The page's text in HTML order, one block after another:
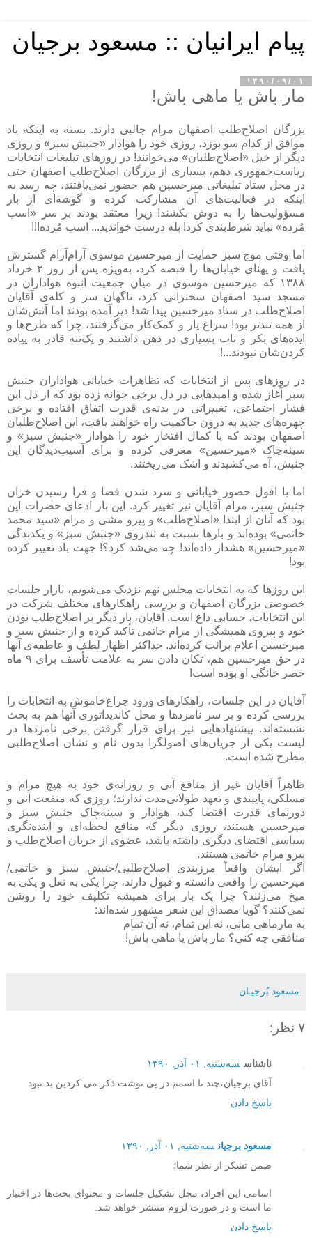
پیام ایرانیان :: مسعود برجیان
۱۳۹۰/۰۹/۰۱
مار باش یا ماهی باش!
بزرگان اصلاح‌طلب اصفهان مرام جالبی دارند. بسته به اینکه باد
موافق از کدام سو بوزد، روزی خود را هوادار «جنبش سبز» و روزی
دیگر از خیل «اصلاح‌طلبان» می‌خوانند! در روزهای تبلیغات انتخابات
ریاست‌جمهوری دهم، بسیاری از بزرگان اصلاح‌طلب اصفهان حتی
در محل ستاد تبلیغاتی میرحسین هم حضور نمی‌یافتند، چه رسد به
اینکه در فعالیت‌های آن مشارکت کرده و گوشه‌ای از بار
مسؤولیت‌ها را به دوش بکشند! زیرا معتقد بودند بر سر «اسب
مُرده» نباید شرط‌بندی کرد! بله درست خواندید... اسب مُرده!!!
اما وقتی موج سبز حمایت از میرحسین موسوی آرام‌آرام گسترش
یافت و پهنای خیابان‌ها را قبضه کرد، به‌ویژه پس از روز ۲ خرداد
۱۳۸۸ که میرحسین موسوی در میان جمعیت انبوه هواداران در
مسجد سید اصفهان سخنرانی کرد، ناگهان سر و کله‌ی آقایان
اصلاح‌طلب در ستاد میرحسین پیدا شد! دیر آمده بودند اما آتش‌شان
از همه تندتر بود! سراغ یار و کمک‌کار می‌گرفتند، چرا که طرح‌ها و
ایده‌های بکر و ناب بسیاری در ذهن داشتند و یک‌تنه قادر به پیاده
کردن‌شان نبودند...!
در روزهای پس از انتخابات که تظاهرات خیابانی هواداران جنبش
سبز آغاز شده و امیدهایی در دل برخی جوانه زده بود که از دل این
فشار اجتماعی، تغییراتی در بدنه‌ی قدرت اتفاق افتاده و برخی
چهره‌های جدید به درون حاکمیت راه خواهند یافت، این اصلاح‌طلبان
اصفهان بودند که با کمال افتخار خود را هوادار «جنبش سبز» و
سینه‌چاک «میرحسین» معرفی کرده و برای آسیب‌دیدگان این
جنبش، آه می‌کشیدند و اشک می‌ریختند.
اما با افول حضور خیابانی و سرد شدن فضا و فرا رسیدن خزان
جنبش سبز، مرام آقایان نیز تغییر کرد. این بار ادعای حضرات این
بود که آنان از ابتدا «اصلاح‌طلب» و پیرو مشی و مرام «سید محمد
خاتمی» بوده‌اند و بارها نسبت به تندروی «جنبش سبز» و یکدندگی
«میرحسین» هشدار داده‌اند! چه می‌شد کرد؟! جهت باد تغییر کرده
بود!
این روزها که به انتخابات مجلس نهم نزدیک می‌شویم، بازار جلسات
خصوصی بزرگان اصفهان و بررسی راهکارهای مختلف شرکت در
این انتخابات، حسابی داغ است. آقایان، بار دیگر بر اصلاح‌طلب بودن
خود و پیروی همیشگی از مرام خاتمی تأکید کرده و از جنبش سبز و
میرحسین اعلام برائت کرده‌اند. حداکثر اظهار لطف و عاطفه‌ی آنها
در حق میرحسین هم، تکان دادن سر به علامت تأسف برای ۹ ماه
حصر خانگی او بوده است!
آقایان در این جلسات، راهکارهای ورود چراغ‌خاموش به انتخابات را
بررسی کرده و بر سر نامزدها و محل کاندیداتوری آنها هم به بحث
نشسته‌اند. پیشنهادهایی نیز برای قرار گرفتن برخی نامزدها در
لیست یکی از جریان‌های اصولگرا بدون نام و نشان اصلاح‌طلبی
مطرح شده است.
ظاهراً آقایان غیر از منافع آنی و روزانه‌ی خود به هیچ مرام و
مسلکی، پایبندی و تعهد طولانی‌مدت ندارند؛ روزی که منفعت آنی و
دورنمای قدرت اقتضا کند، هوادار و سینه‌چاک جنبش سبز و
میرحسین هستند، روزی دیگر که منافع لحظه‌ای و آینده‌نگری
سیاسی اقتضای دیگری داشته باشد، عضوی از جریان اصلاح‌طلب و
پیرو مرام خاتمی هستند.
اگر ایشان واقعاً مرزبندی اصلاح‌طلبی/جنبش سبز و خاتمی/
میرحسین را واقعی دانسته و قبول دارند، چرا یکی به نعل و یکی به
میخ می‌زنند؟ چرا یک بار برای همیشه تکلیف خود را روشن
نمی‌کنند؟ گویا مصداق این شعر مشهور شده‌اند:
به مارماهی مانی، نه این تمام، نه آن تمام
منافقی چه کنی؟ مار باش یا ماهی باش!
مسعود بُرجيـان
۷ نظر:
ناشناس سه‌شنبه, ۰۱ آذر, ۱۳۹۰
آقای برجیان،چند تا اسمم در پی نوشت ذکر می کردین بد نبود
پاسخ دادن
مسعود برجیان سه‌شنبه, ۰۱ آذر, ۱۳۹۰
ضمن تشکر از نظر شما؛
اسامی این افراد، محل تشکیل جلسات و محتوای بحث‌ها در اختیار
ما است و در صورت لزوم منتشر خواهد شد.
پاسخ دادن